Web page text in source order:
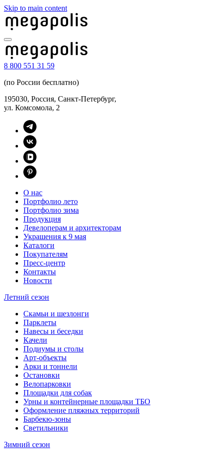
Skip to main content
8 800 551 31 59
(по России бесплатно)
195030, Россия, Санкт-Петербург,
ул. Комсомола, 2
О нас
Портфолио лето
Портфолио зима
Продукция
Девелоперам и архитекторам
Украшения к 9 мая
Каталоги
Покупателям
Пресс-центр
Контакты
Новости
Летний сезон
Скамьи и шезлонги
Парклеты
Навесы и беседки
Качели
Подиумы и столы
Арт-объекты
Арки и тоннели
Остановки
Велопарковки
Площадки для собак
Урны и контейнерные площадки ТБО
Оформление пляжных территорий
Барбекю-зоны
Светильники
Зимний сезон